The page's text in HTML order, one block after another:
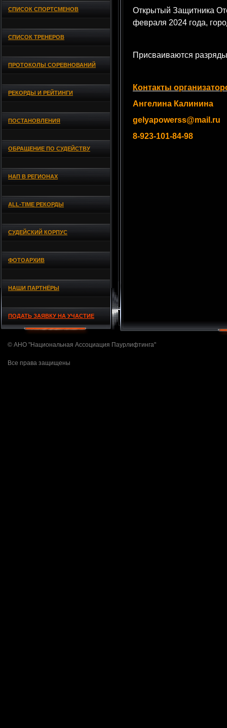
СПИСОК СПОРТСМЕНОВ
СПИСОК ТРЕНЕРОВ
ПРОТОКОЛЫ СОРЕВНОВАНИЙ
РЕКОРДЫ И РЕЙТИНГИ
ПОСТАНОВЛЕНИЯ
ОБРАЩЕНИЕ ПО СУДЕЙСТВУ
НАП В РЕГИОНАХ
ALL-TIME РЕКОРДЫ
СУДЕЙСКИЙ КОРПУС
ФОТОАРХИВ
НАШИ ПАРТНЁРЫ
ПОДАТЬ ЗАЯВКУ НА УЧАСТИЕ
Открытый Защитника
февраля 2024 года,
Присваиваются
Контакты
Ангелина Калинина
gelyapowerss@mail.ru
8-923-101-84-98
© АНО "Национальная Ассоциация Паурлифтинга"
Все права защищены